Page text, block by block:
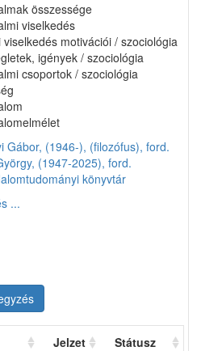
összessége
viselkedés
viselkedés motivációi / szociológia
igények / szociológia
csoportok / szociológia
Gábor, (1946-), (filozófus), ford.
(1947-2025), ford.
könyvtár
...
Jelzet Státusz